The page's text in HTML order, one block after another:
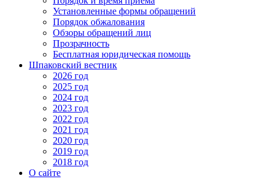
Установленные формы обращений
Порядок обжалования
Обзоры обращений лиц
Прозрачность
Бесплатная юридическая помощь
Шпаковский вестник
2026 год
2025 год
2024 год
2023 год
2022 год
2021 год
2020 год
2019 год
2018 год
О сайте